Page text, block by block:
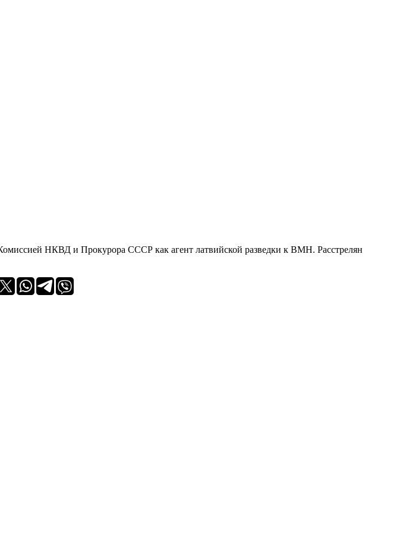
НКВД и Прокурора СССР как агент латвийской разведки к ВМН. Расстрелян